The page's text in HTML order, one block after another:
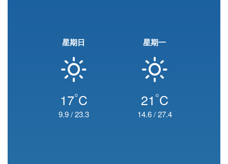
星期日
17°C
9.9/23.3
星期一
21 °C
14.6/27.4